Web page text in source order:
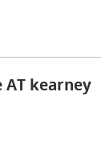
kearney